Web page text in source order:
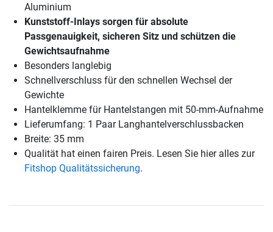
Aluminium
Kunststoff-Inlays sorgen für absolute
Passgenauigkeit, sicheren Sitz und schützen die
Gewichtsaufnahme
Besonders langlebig
Schnellverschluss für den schnellen Wechsel der
Gewichte
Hantelklemme für Hantelstangen mit 50-mm-Aufnahme
Lieferumfang: 1 Paar Langhantelverschlussbacken
Breite: 35 mm
Qualität hat einen fairen Preis. Lesen Sie hier alles zur
Fitshop Qualitätssicherung.